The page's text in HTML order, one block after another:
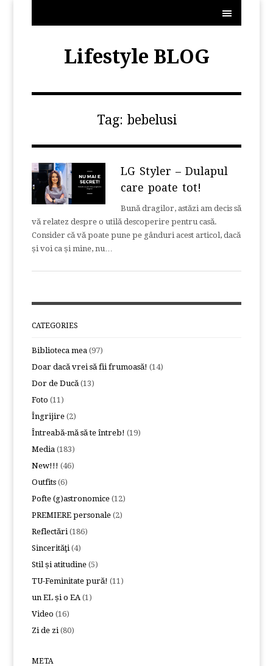
Lifestyle BLOG
Tag: bebelusi
LG Styler – Dulapul
care poate tot!
Bună dragilor, astăzi am decis să
vă relatez despre o utilă descoperire pentru casă.
Consider că vă poate pune pe gânduri acest articol, dacă
și voi ca și mine, nu…
CATEGORIES
Biblioteca mea (97)
Doar dacă vrei să fii frumoasă! (14)
Dor de Ducă(13)
Foto (11)
Îngrijire (2)
Întreabă-mă să te întreb! (19)
Media (183)
New!!! (46)
Outfits (6)
Pofte (g)astronomice (12)
PREMIERE personale (2)
Reflectări(186)
Sincerităţi(4)
Stil și atitudine (5)
TU-Feminitate pură! (11)
un EL și o EA(1)
Video (16)
Zi de zi(80)
META